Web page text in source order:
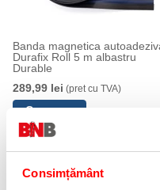
Consimțământ
Banda magnetica
Durafix Roll 5 m albastru
Durable
289,99 lei (pret cu TVA)